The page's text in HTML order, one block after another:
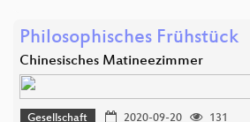
Philosophisches Frühstück
Chinesisches Matineezimmer
Gesellschaft 2020-09-20
131